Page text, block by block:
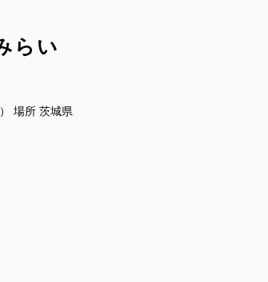
らい
場所 茨城県